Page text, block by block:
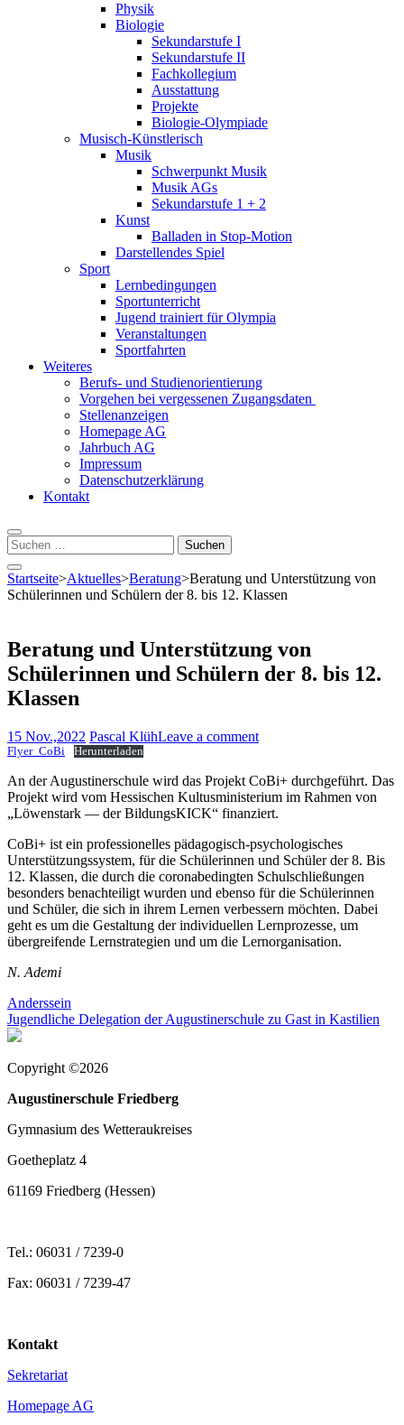
Physik
Biologie
Sekundarstufe I
Sekundarstufe II
Fachkollegium
Ausstattung
Projekte
Biologie-Olympiade
Musisch-Künstlerisch
Musik
Schwerpunkt Musik
Musik AGs
Sekundarstufe 1 + 2
Kunst
Balladen in Stop-Motion
Darstellendes Spiel
Sport
Lernbedingungen
Sportunterricht
Jugend trainiert für Olympia
Veranstaltungen
Sportfahrten
Weiteres
Berufs- und Studienorientierung
Vorgehen bei vergessenen Zugangsdaten
Stellenanzeigen
Homepage AG
Jahrbuch AG
Impressum
Datenschutzerklärung
Kontakt
Suchen
nach:
Startseite>Aktuelles>Beratung>Beratung und Unterstützung von
Schülerinnen und Schülern der 8. bis 12. Klassen
Beratung und Unterstützung von
Schülerinnen und Schülern der 8. bis 12.
Klassen
15 Nov.,2022 Pascal KlühLeave a comment
Flyer_CoBi Herunterladen
An der Augustinerschule wird das Projekt CoBi+ durchgeführt. Das
Projekt wird vom Hessischen Kultusministerium im Rahmen von
„Löwenstark — der BildungsKICK“ finanziert.
CoBi+ ist ein professionelles pädagogisch-psychologisches
Unterstützungssystem, für die Schülerinnen und Schüler der 8. Bis
12. Klassen, die durch die coronabedingten Schulschließungen
besonders benachteiligt wurden und ebenso für die Schülerinnen
und Schüler, die sich in ihrem Lernen verbessern möchten. Dabei
geht es um die Gestaltung der individuellen Lernprozesse, um
übergreifende Lernstrategien und um die Lernorganisation.
N. Ademi
Beitragsnavigation
Anderssein
Jugendliche Delegation der Augustinerschule zu Gast in Kastilien
Copyright ©2026
Augustinerschule Friedberg
Gymnasium des Wetteraukreises
Goetheplatz 4
61169 Friedberg (Hessen)
Tel.: 06031 / 7239-0
Fax: 06031 / 7239-47
Kontakt
Sekretariat
Homepage AG